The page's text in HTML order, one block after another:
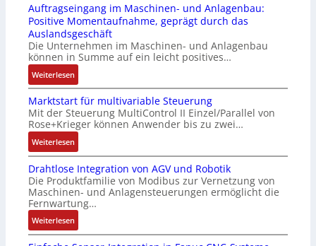
s
t
s
i
c
h
f
l
e
x
i
b
e
l
f
ü
r
r
i
n
g
e
n
G
u
n
d
5
G
a
u
d
3
-
Z
e
r
t
i
f
i
z
i
e
u
n
g
b
e
u
c
k
a
u
s
g
l
e
i
c
h
e
l
e
m
e
Auftragseingang im Maschinen- und Anlagenbau:
Positive Momentaufnahme, geprägt durch das
Auslandsgeschäft
Die Unternehmen im Maschinen- und Anlagenbau
können in Summe auf ein leicht positives…
Weiterlesen:
A
u
f
t
r
a
g
s
e
i
n
g
Marktstart für multivariable Steuerung
Mit der Steuerung MultiControl II Einzel/Parallel von
Rose+Krieger können Anwender bis zu zwei…
Weiterlesen:
M
a
r
k
t
s
t
Drahtlose Integration von AGV und Robotik
Die Produktfamilie von Modibus zur Vernetzung von
Maschinen- und Anlagensteuerungen ermöglicht die
Fernwartung…
Weiterlesen:
D